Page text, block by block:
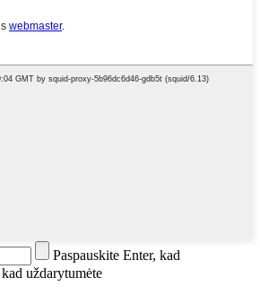
Paspauskite Enter, kad
uždarytumėte